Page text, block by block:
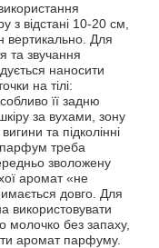
з відстані 10-20 см,
Для
та звучання
наносити
на тілі:
її задню
за вухами, зону
та підколінні
треба
зволожену
аромат «не
довго. Для
використовувати
молочко без запаху,
аромат парфуму.